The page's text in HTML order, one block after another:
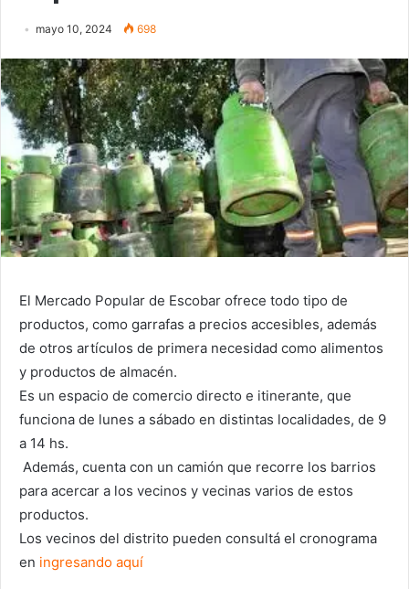
mayo 10, 2024 698
El Mercado Popular de Escobar ofrece todo tipo de
productos, como garrafas a precios accesibles, además
de otros artículos de primera necesidad como alimentos
y productos de almacén.
Es un espacio de comercio directo e itinerante, que
funciona de lunes a sábado en distintas localidades, de 9
a 14 hs.
Además, cuenta con un camión que recorre los barrios
para acercar a los vecinos y vecinas varios de estos
productos.
Los vecinos del distrito pueden consultá el cronograma
en ingresando aquí